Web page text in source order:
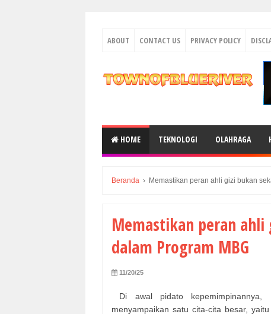
ABOUT CONTACT US PRIVACY POLICY
HOME TEKNOLOGI OLAHRAGA
Beranda › Memastikan peran ahli gizi bukan
Memastikan peran ahli
dalam Program MBG
11/20/25
Di awal pidato kepemimpinannya,
menyampaikan satu cita-cita besar,